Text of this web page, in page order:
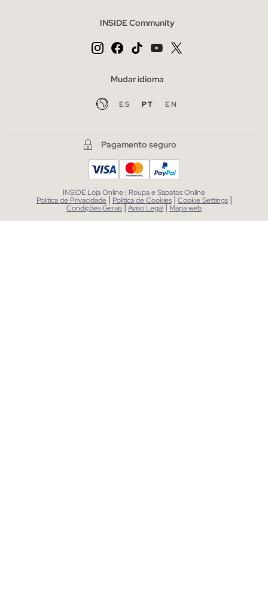
INSIDE Community
Mudar idioma
ES PT EN
Pagamento seguro
INSIDE Loja Online | Roupa e Sapatos Online
Política de Privacidade | Política de Cookies | Cookie Settings |
Condições Gerais|Aviso Legal| Mapa web